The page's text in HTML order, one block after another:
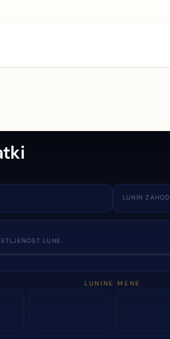
LUNIN ZAHOD
LUNE
LUNINE MENE